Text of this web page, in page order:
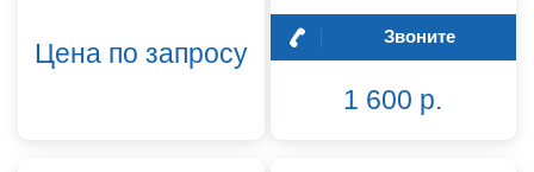
Цена по запросу
Звоните
1 600 р.